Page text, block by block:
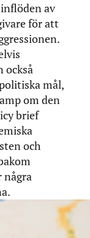
av
för att
också
mål,
om den
brief
och
några